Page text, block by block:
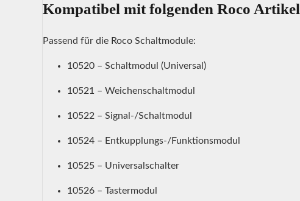
Kompatibel mit folgenden Roco
Passend für die Roco Schaltmodule:
10520 – Schaltmodul (Universal)
10521 – Weichenschaltmodul
10522 – Signal-/Schaltmodul
10524 – Entkupplungs-/Funktionsmodul
10525 – Universalschalter
10526 – Tastermodul